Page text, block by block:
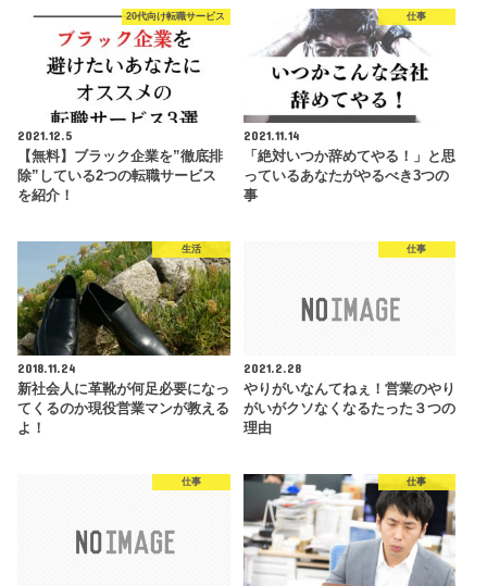
20代向け転職サービス
2021.12.5
【無料】ブラック企業を”徹底排
除”している2つの転職サービス
を紹介！
仕事
2021.11.14
「絶対いつか辞めてやる！」と思
っているあなたがやるべき3つの
事
生活
2018.11.24
新社会人に革靴が何足必要になっ
てくるのか現役営業マンが教える
よ！
仕事
2021.2.28
やりがいなんてねぇ！営業のやり
がいがクソなくなるたった３つの
理由
仕事 仕事